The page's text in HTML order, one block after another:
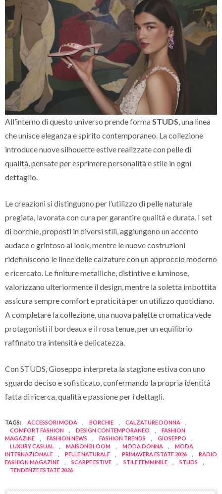
All’interno di questo universo prende formaSTUDS, una linea
che unisce eleganza e spirito contemporaneo. La collezione
introduce nuove silhouette estive realizzate con pelle di
qualità, pensate per esprimere personalità e stile in ogni
dettaglio.
Le creazioni si distinguono per l’utilizzo di pelle naturale
pregiata, lavorata con cura per garantire qualità e durata. I set
di borchie, proposti in diversi stili, aggiungono un accento
audace e grintoso ai look, mentre le nuove costruzioni
ridefiniscono le linee delle calzature con un approccio moderno
e ricercato. Le finiture metalliche, distintive e luminose,
valorizzano ulteriormente il design, mentre la soletta imbottita
assicura sempre comfort e praticità per un utilizzo quotidiano.
A completare la collezione, una nuova palette cromatica vede
protagonisti il bordeaux e il rosa tenue, per un equilibrio
raffinato tra intensità e delicatezza.
Con STUDS, Gioseppo interpreta la stagione estiva con uno
sguardo deciso e sofisticato, confermando la propria identità
fatta di ricerca, qualità e passione per i dettagli.
TAGS: ACCESSORI MODA BORCHIE CALZATURE DONNA
COMFORT FASHION
DESIGN CONTEMPORANEO
FASHION
MAGAZINE
FASHION NEWS FASHION TRENDS GIOSEPPO
LUXURY CASUAL
MAISON BLOOM MODA DONNA
MODA
INTERNAZIONALE
PELLE NATURALE PRIMAVERA ESTATE 2026
RADIO
FASHION MAGAZINE
SCARPE ESTIVE STILE FEMMINILE STUDS
TENDENZE ESTATE 2026